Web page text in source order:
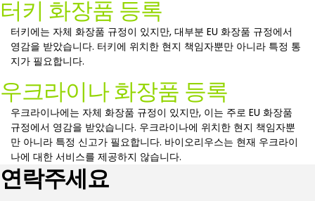
터키 화장품 등록
터키에는 자체 화장품 규정이 있지만, 대부분 EU 화장품 규정에서
영감을 받았습니다. 터키에 위치한 현지 책임자뿐만 아니라 특정 통
지가 필요합니다.
우크라이나 화장품 등록
우크라이나에는 자체 화장품 규정이 있지만, 이는 주로 EU 화장품
규정에서 영감을 받았습니다. 우크라이나에 위치한 현지 책임자뿐
만 아니라 특정 신고가 필요합니다. 바이오리우스는 현재 우크라이
나에 대한 서비스를 제공하지 않습니다.
연락주세요